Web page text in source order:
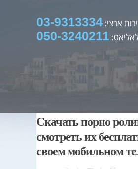
ארצי: 03-9313334
לאליאס: 050-3240211
Скачать порно
смотреть их
своем мобильном